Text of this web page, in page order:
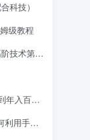
科技）
级教程
术第69期
纪人必备技能
搬运过审